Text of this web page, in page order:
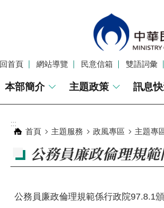
回首頁 網站導覽 民意信箱 雙語詞彙
本部簡介 主題政策 訊息
:::
首頁
主題服務 政風專區 主題專
公務員廉政倫理規
公務員廉政倫理規範係行政院97.8.1